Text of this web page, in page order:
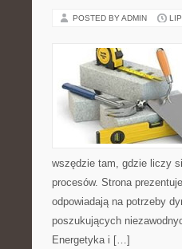
POSTED BY ADMIN
wszędzie tam, gdzie liczy
procesów. Strona
odpowiadają na potrzeby
poszukujących
Energetyka i […]